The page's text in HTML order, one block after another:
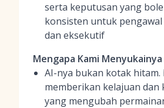
serta keputusan yang
konsisten untuk
dan eksekutif
Mengapa Kami Menyukainya
AI-nya bukan kotak hitam.
memberikan kelajuan dan
yang mengubah